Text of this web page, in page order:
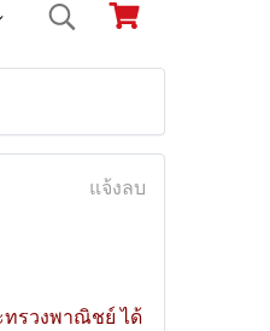
แจ้งลบ
ทรวงพาณิชย์ ได้